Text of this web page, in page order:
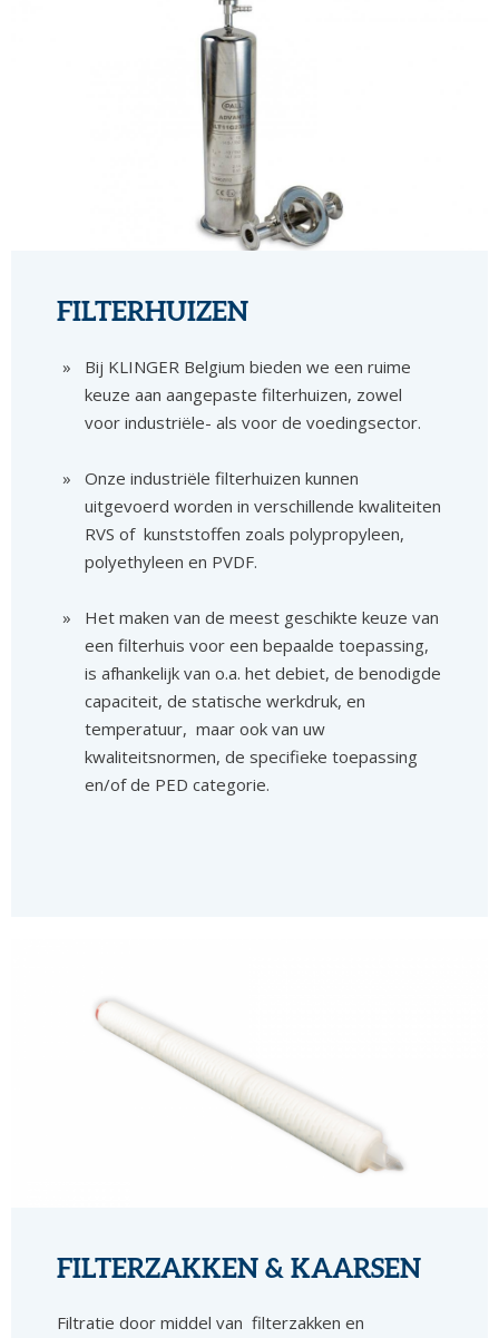
FILTERHUIZEN
Bij KLINGER Belgium bieden we een ruime
keuze aan aangepaste filterhuizen, zowel
voor industriële- als voor de voedingsector.
Onze industriële filterhuizen kunnen
uitgevoerd worden in verschillende kwaliteiten
RVS of kunststoffen zoals polypropyleen,
polyethyleen en PVDF.
Het maken van de meest geschikte keuze van
een filterhuis voor een bepaalde toepassing,
is afhankelijk van o.a. het debiet, de benodigde
capaciteit, de statische werkdruk, en
temperatuur, maar ook van uw
kwaliteitsnormen, de specifieke toepassing
en/of de PED categorie.
FILTERZAKKEN & KAARSEN
Filtratie door middel van filterzakken en